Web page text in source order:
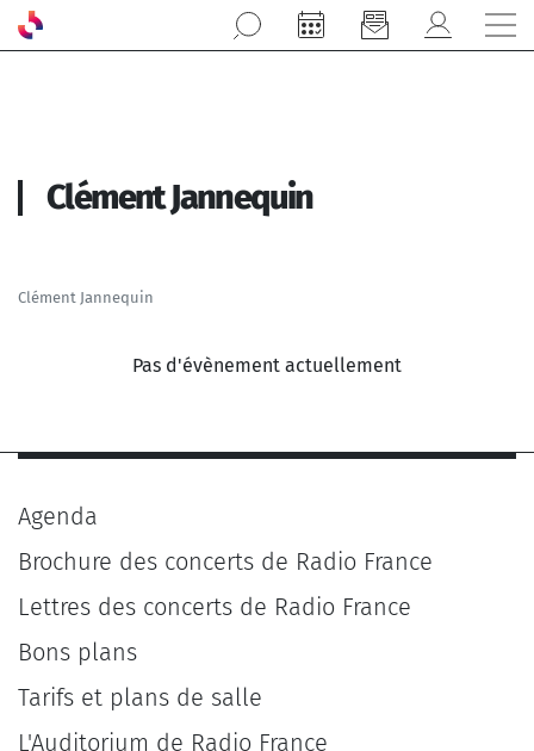
Aller au contenu principal
Clément Jannequin
Clément Jannequin
Pas d'évènement actuellement
Agenda
Brochure des concerts de Radio France
Lettres des concerts de Radio France
Bons plans
Tarifs et plans de salle
L'Auditorium de Radio France